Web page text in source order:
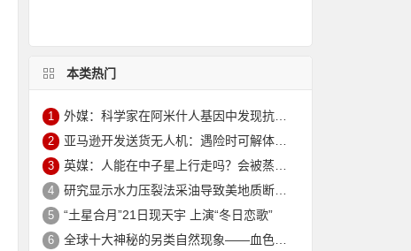
本类热门
1 外媒：科学家在阿米什人基因中发现抗衰老突变 可延寿10年
2 亚马逊开发送货无人机：遇险时可解体坠入安全地
3 英媒：人能在中子星上行走吗？会被蒸发电离
4 研究显示水力压裂法采油导致美地质断层重新活跃
5 “土星合月”21日现天宇 上演“冬日恋歌”
6 全球十大神秘的另类自然现象——血色瀑布_大火瀑布_磁山等！